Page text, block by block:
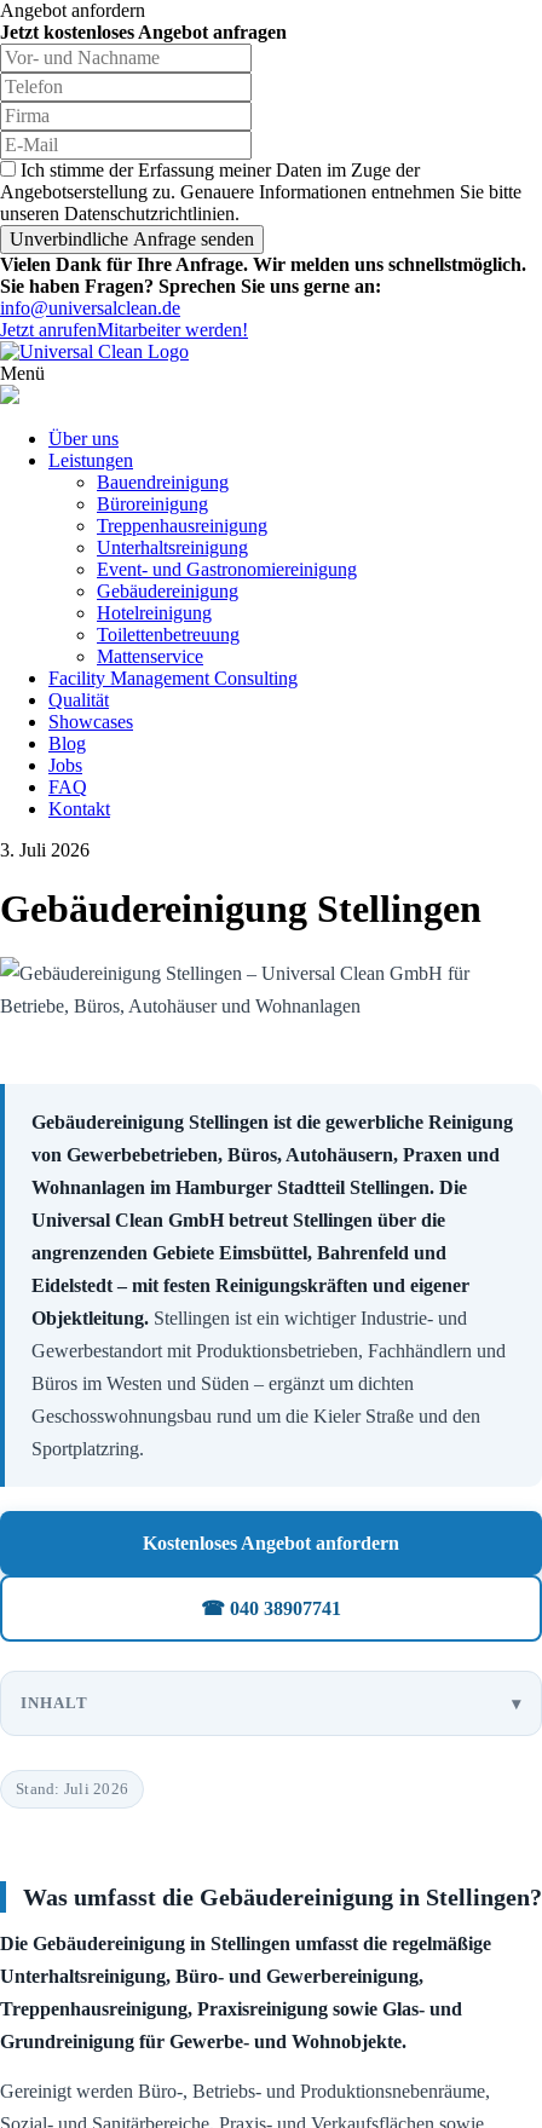
Angebot anfordern
Jetzt kostenloses Angebot anfragen
Ich stimme der Erfassung meiner Daten im Zuge der
Angebotserstellung zu. Genauere Informationen entnehmen Sie bitte
unseren Datenschutzrichtlinien.
Vielen Dank für Ihre Anfrage. Wir melden uns schnellstmöglich.
Sie haben Fragen? Sprechen Sie uns gerne an:
info@universalclean.de
Jetzt anrufenMitarbeiter werden!
Menü
Über uns
Leistungen
Bauendreinigung
Büroreinigung
Treppenhausreinigung
Unterhaltsreinigung
Event- und Gastronomiereinigung
Gebäudereinigung
Hotelreinigung
Toilettenbetreuung
Mattenservice
Facility Management Consulting
Qualität
Showcases
Blog
Jobs
FAQ
Kontakt
3. Juli 2026
Gebäudereinigung Stellingen
Gebäudereinigung Stellingen ist die gewerbliche Reinigung
von Gewerbebetrieben, Büros, Autohäusern, Praxen und
Wohnanlagen im Hamburger Stadtteil Stellingen. Die
Universal Clean GmbH betreut Stellingen über die
angrenzenden Gebiete Eimsbüttel, Bahrenfeld und
Eidelstedt – mit festen Reinigungskräften und eigener
Objektleitung. Stellingen ist ein wichtiger Industrie- und
Gewerbestandort mit Produktionsbetrieben, Fachhändlern und
Büros im Westen und Süden – ergänzt um dichten
Geschosswohnungsbau rund um die Kieler Straße und den
Sportplatzring.
Kostenloses Angebot anfordern
☎ 040 38907741
INHALT
Stand: Juli 2026
Was umfasst die Gebäudereinigung in Stellingen?
Die Gebäudereinigung in Stellingen umfasst die regelmäßige
Unterhaltsreinigung, Büro- und Gewerbereinigung,
Treppenhausreinigung, Praxisreinigung sowie Glas- und
Grundreinigung für Gewerbe- und Wohnobjekte.
Gereinigt werden Büro-, Betriebs- und Produktionsnebenräume,
Sozial- und Sanitärbereiche, Praxis- und Verkaufsflächen sowie